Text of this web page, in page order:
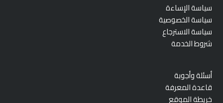
سياسة الإساءة
سياسة الخصوصية
سياسة الاسترجاع
شروط الخدمة
أسئلة وأجوبة
قاعدة المعرفة
خريطة الموقع